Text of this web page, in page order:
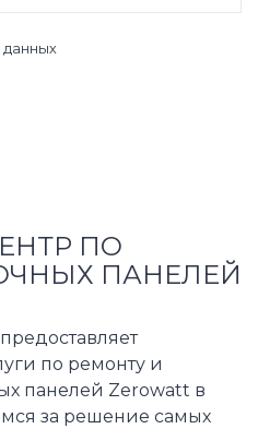
данных
ПО
ПАНЕЛЕЙ
по ремонту и
панелей Zerowatt в
за решение самых